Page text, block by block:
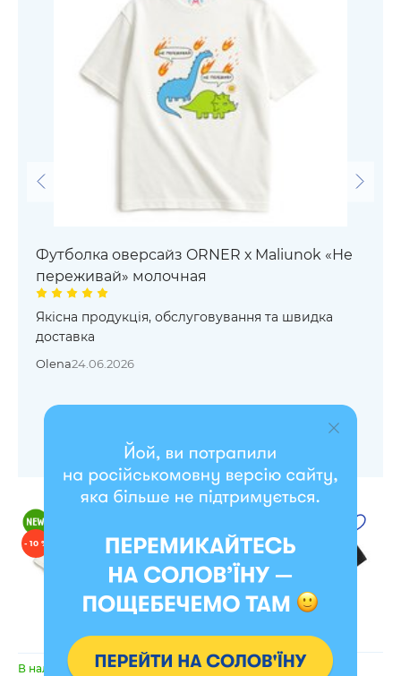
Футболка оверсайз ORNER х Maliunok «Не
переживай» молочная
Якісна продукція, обслуговування та швидка
доставка
Olena24.06.2026
- 10 %
В наличии
- 10 %
В наличии